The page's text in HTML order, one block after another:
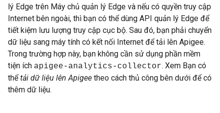
lý Edge trên Máy chủ quản lý Edge và nếu có quyền truy cập
Internet bên ngoài, thì bạn có thể dùng API quản lý Edge để
tiết kiệm lưu lượng truy cập cục bộ. Sau đó, bạn phải chuyển
dữ liệu sang máy tính có kết nối Internet để tải lên Apigee.
Trong trường hợp này, bạn không cần sử dụng phần mềm
tiện ích apigee-analytics-collector. Xem Bạn có
thểtải dữ liệu lên Apigee theo cách thủ công bên dưới để có
thêm dữ liệu.